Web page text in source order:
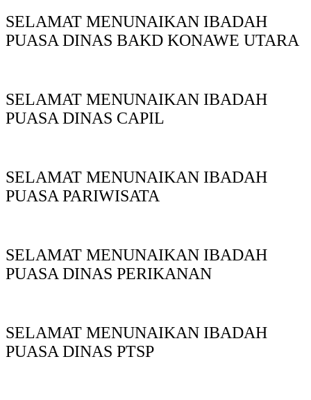
SELAMAT MENUNAIKAN IBADAH
PUASA DINAS BAKD KONAWE UTARA
SELAMAT MENUNAIKAN IBADAH
PUASA DINAS CAPIL
SELAMAT MENUNAIKAN IBADAH
PUASA PARIWISATA
SELAMAT MENUNAIKAN IBADAH
PUASA DINAS PERIKANAN
SELAMAT MENUNAIKAN IBADAH
PUASA DINAS PTSP